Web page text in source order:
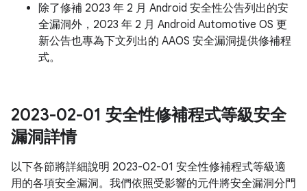
除了修補 2023 年 2 月 Android 安全性公告列出的安
全漏洞外，2023 年 2 月 Android Automotive OS 更
新公告也專為下文列出的 AAOS 安全漏洞提供修補程
式。
2023-02-01 安全性修補程式等級安全
漏洞詳情
以下各節將詳細說明 2023-02-01 安全性修補程式等級適
用的各項安全漏洞。我們依照受影響的元件將安全漏洞分門